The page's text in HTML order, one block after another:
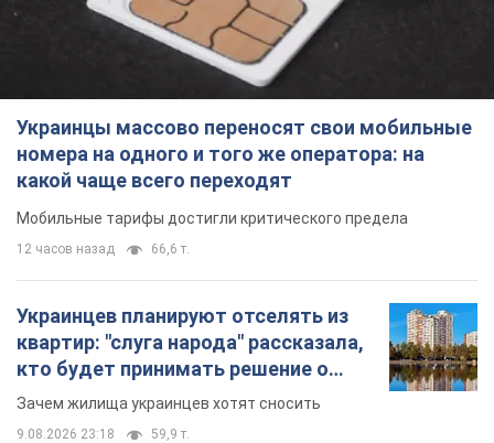
Украинцы массово переносят свои мобильные
номера на одного и того же оператора: на
какой чаще всего переходят
Мобильные тарифы достигли критического предела
12 часов назад 66,6 т.
Украинцев планируют отселять из
квартир: "слуга народа" рассказала,
кто будет принимать решение о
сносе домов
Зачем жилища украинцев хотят сносить
9.08.2026 23:18 59,9 т.